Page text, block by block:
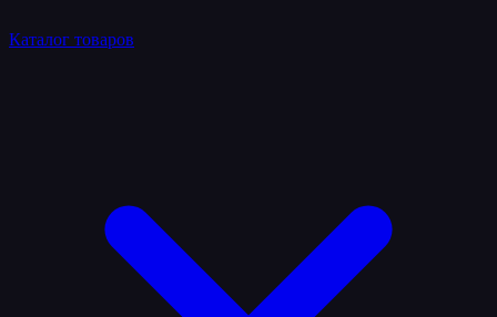
Каталог товаров